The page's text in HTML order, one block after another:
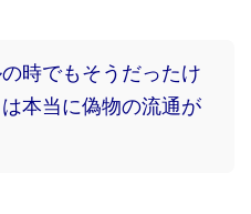
時でもそうだったけ
本当に偽物の流通が